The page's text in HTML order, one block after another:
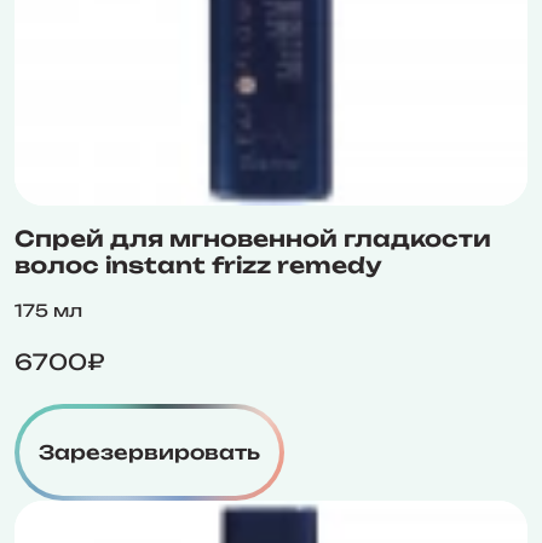
Спрей для мгновенной гладкости
волос instant frizz remedy
175 мл
6700₽
Зарезервировать